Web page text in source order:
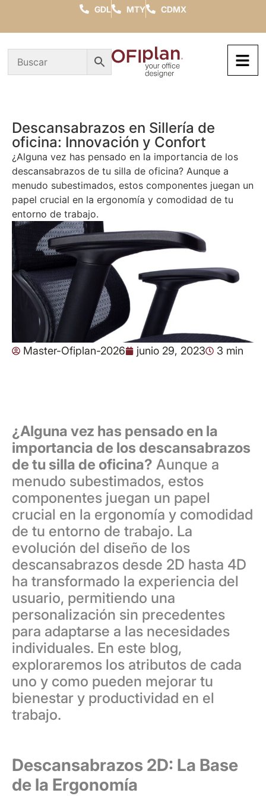
GDL MTY CDMX
Descansabrazos en Sillería de
oficina: Innovación y Confort
¿Alguna vez has pensado en la importancia de los
descansabrazos de tu silla de oficina? Aunque a
menudo subestimados, estos componentes juegan un
papel crucial en la ergonomía y comodidad de tu
entorno de trabajo.
Master-Ofiplan-2026 junio 29, 2023 3 min
¿Alguna vez has pensado en la
importancia de los descansabrazos
de tu silla de oficina? Aunque a
menudo subestimados, estos
componentes juegan un papel
crucial en la ergonomía y comodidad
de tu entorno de trabajo. La
evolución del diseño de los
descansabrazos desde 2D hasta 4D
ha transformado la experiencia del
usuario, permitiendo una
personalización sin precedentes
para adaptarse a las necesidades
individuales. En este blog,
exploraremos los atributos de cada
uno y como pueden mejorar tu
bienestar y productividad en el
trabajo.
Descansabrazos 2D: La Base
de la Ergonomía